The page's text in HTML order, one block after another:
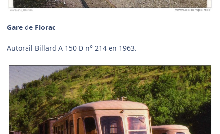
Gare de Florac
Autorail Billard A 150 D n° 214 en 1963.